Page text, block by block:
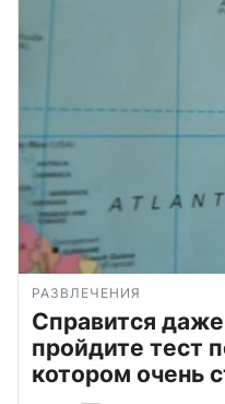
РАЗВЛЕЧЕНИЯ
Справится
пройдите тест
котором очень